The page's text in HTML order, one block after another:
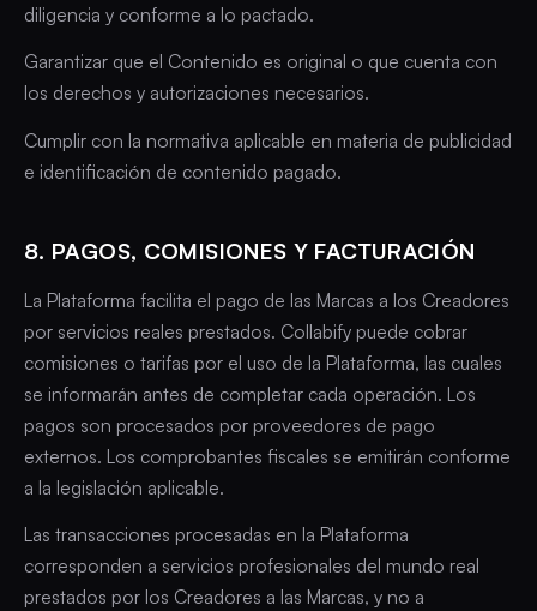
diligencia y conforme a lo pactado.
Garantizar que el Contenido es original o que cuenta con
los derechos y autorizaciones necesarios.
Cumplir con la normativa aplicable en materia de publicidad
e identificación de contenido pagado.
8. PAGOS, COMISIONES Y FACTURACIÓN
La Plataforma facilita el pago de las Marcas a los Creadores
por servicios reales prestados. Collabify puede cobrar
comisiones o tarifas por el uso de la Plataforma, las cuales
se informarán antes de completar cada operación. Los
pagos son procesados por proveedores de pago
externos. Los comprobantes fiscales se emitirán conforme
a la legislación aplicable.
Las transacciones procesadas en la Plataforma
corresponden a servicios profesionales del mundo real
prestados por los Creadores a las Marcas, y no a